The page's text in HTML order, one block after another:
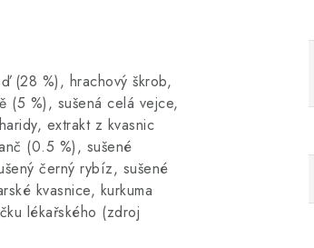
(28 %), hrachový škrob,
(5 %), sušená celá vejce,
extrakt z kvasnic
(0.5 %), sušené
černý rybíz, sušené
kvasnice, kurkuma
lékařského (zdroj